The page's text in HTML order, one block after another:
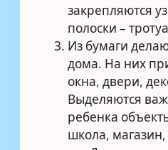
закрепляются
полоски –
Из бумаги
дома. На них
окна, двери,
Выделяются
ребенка
школа,